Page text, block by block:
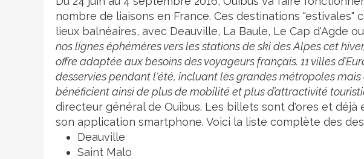
nombre de liaisons en France. Ces destinations
lieux balnéaires, avec Deauville, La Baule, Le Cap d'Agde
nos lignes éphémères vers les stations de ski des Alpes cet
offre adaptée aux besoins des voyageurs français. 11 villes
desservies pendant l'été, incluant les grandes métropoles
bénéficient ainsi de plus de mobilité et plus d’attractivité
directeur général de Ouibus. Les billets sont d'ores et déjà
son application smartphone. Voici la liste complète des
Deauville
Saint Malo